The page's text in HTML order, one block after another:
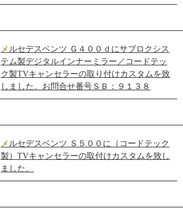
メルセデスベンツ Ｇ４００ｄにサブロクシス
テム製デジタルインナーミラー／コードテッ
ク製TVキャンセラーの取り付けカスタムを致
しました。お問合せ番号ＳＢ：９１３８
メルセデスベンツ Ｓ５００に（コードテック
製）TVキャンセラーの取付けカスタムを致し
ました。